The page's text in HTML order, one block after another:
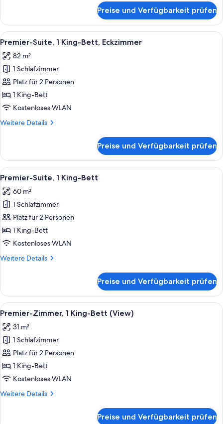
Zimmer,
1 King-
Bett
Preise und Verfügbarkeit prüfen
Alle
Fotos
für
Premier-
Suite,
1 King-
Bett,
anzeigen
Ein modernes Wohnzimmer mit
14
Premier-Suite, 1 King-Bett, Eckzimmer
82 m²
1 Schlafzimmer
Platz für 2 Personen
1 King-Bett
Kostenloses WLAN
Weitere Details
Weitere
Suite,
1 King-
Bett,
Preise und Verfügbarkeit prüfen
Alle
Fotos
für
Premier-
Suite,
1 King-
Bett
Italienische Bettbezüge von Frette,
8
Premier-Suite, 1 King-Bett
60 m²
1 Schlafzimmer
Platz für 2 Personen
1 King-Bett
Kostenloses WLAN
Weitere Details
Weitere
Suite,
1 King-
Bett
Preise und Verfügbarkeit prüfen
Alle
Fotos
für
Premier-
Zimmer,
1 King-
Bett
anzeigen
Ein Schlafzimmer mit einem großen
5
Premier-Zimmer, 1 King-Bett (View)
31 m²
1 Schlafzimmer
Platz für 2 Personen
1 King-Bett
Kostenloses WLAN
Weitere Details
Weitere
Preise und Verfügbarkeit prüfen